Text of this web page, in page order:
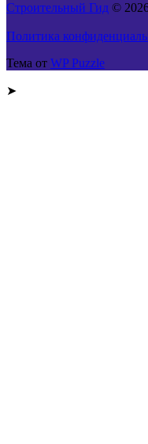
Строительный Гид ©
Политика
Тема от WP Puzzle
➤